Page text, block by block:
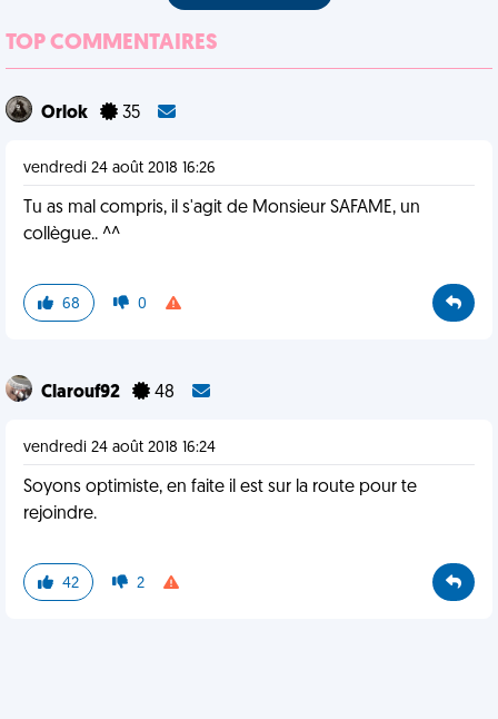
TOP COMMENTAIRES
Orlok 35
vendredi 24 août 2018 16:26
Tu as mal compris, il s'agit de Monsieur SAFAME, un
collègue.. ^^
68 0
Clarouf92 48
vendredi 24 août 2018 16:24
Soyons optimiste, en faite il est sur la route pour te
rejoindre.
42 2